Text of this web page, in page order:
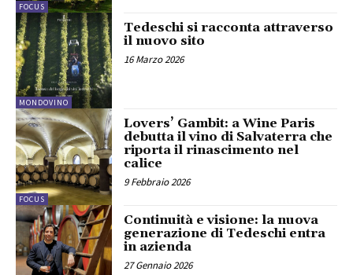
FOCUS
MONDOVINO
Tedeschi si racconta attraverso
il nuovo sito
16 Marzo 2026
FOCUS
Lovers’ Gambit: a Wine Paris
debutta il vino di Salvaterra che
riporta il rinascimento nel
calice
9 Febbraio 2026
Continuità e visione: la nuova
generazione di Tedeschi entra
in azienda
27 Gennaio 2026